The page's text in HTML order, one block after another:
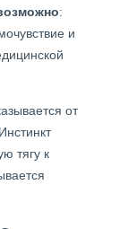
:
и
от
тягу к